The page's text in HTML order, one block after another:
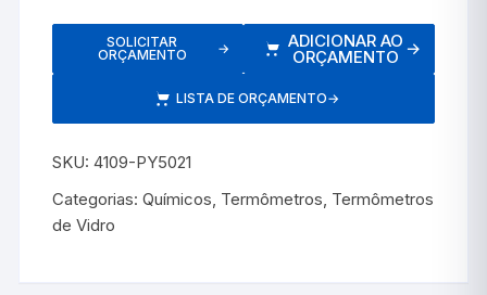
SOLICITAR
ORÇAMENTO
→ ADICIONAR AO
ORÇAMENTO →
LISTA DE ORÇAMENTO→
SKU:4109-PY5021
Categorias:Químicos, Termômetros, Termômetros
de Vidro